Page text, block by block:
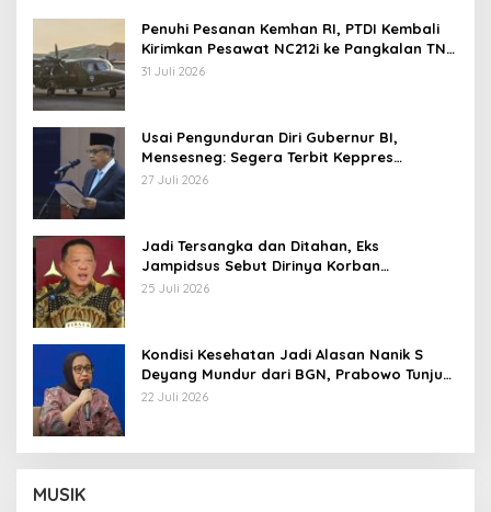
Penuhi Pesanan Kemhan RI, PTDI Kembali
Kirimkan Pesawat NC212i ke Pangkalan TNI
AU
31 Juli 2026
Usai Pengunduran Diri Gubernur BI,
Mensesneg: Segera Terbit Keppres
Pemberhentian dengan Hormat
27 Juli 2026
Jadi Tersangka dan Ditahan, Eks
Jampidsus Sebut Dirinya Korban
Kriminalisasi
25 Juli 2026
Kondisi Kesehatan Jadi Alasan Nanik S
Deyang Mundur dari BGN, Prabowo Tunjuk
Wamentan Sudaryono
22 Juli 2026
MUSIK